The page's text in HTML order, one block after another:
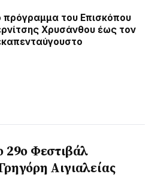
πρόγραμμα του Επισκόπου
Χρυσάνθου έως τον
29ο Φεστιβάλ
Aιγιαλείας